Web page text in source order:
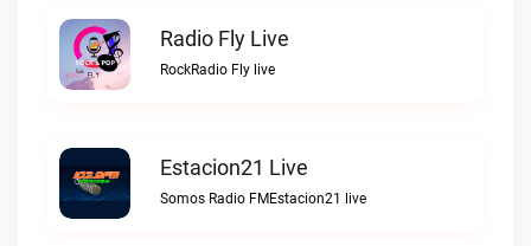
Radio Fly Live
RockRadio Fly live
Estacion21 Live
Somos Radio FMEstacion21 live